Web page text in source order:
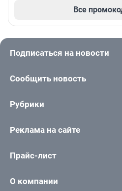
Все
Подписаться на новости
Сообщить новость
Рубрики
Реклама на сайте
Прайс-лист
О компании